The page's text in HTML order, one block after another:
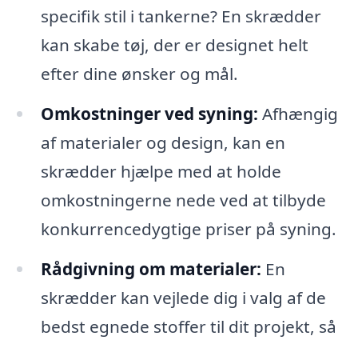
specifik stil i tankerne? En skrædder
kan skabe tøj, der er designet helt
efter dine ønsker og mål.
Omkostninger ved syning: Afhængig
af materialer og design, kan en
skrædder hjælpe med at holde
omkostningerne nede ved at tilbyde
konkurrencedygtige priser på syning.
Rådgivning om materialer: En
skrædder kan vejlede dig i valg af de
bedst egnede stoffer til dit projekt, så